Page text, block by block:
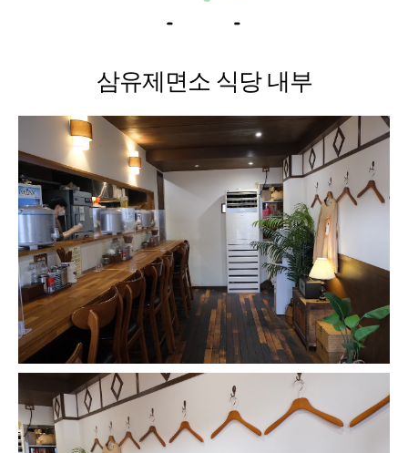
삼유제면소 식당 내부